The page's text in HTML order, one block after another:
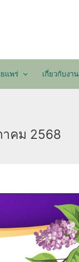
ยแพร่ เกี่ยวกับงาน
คม 2568